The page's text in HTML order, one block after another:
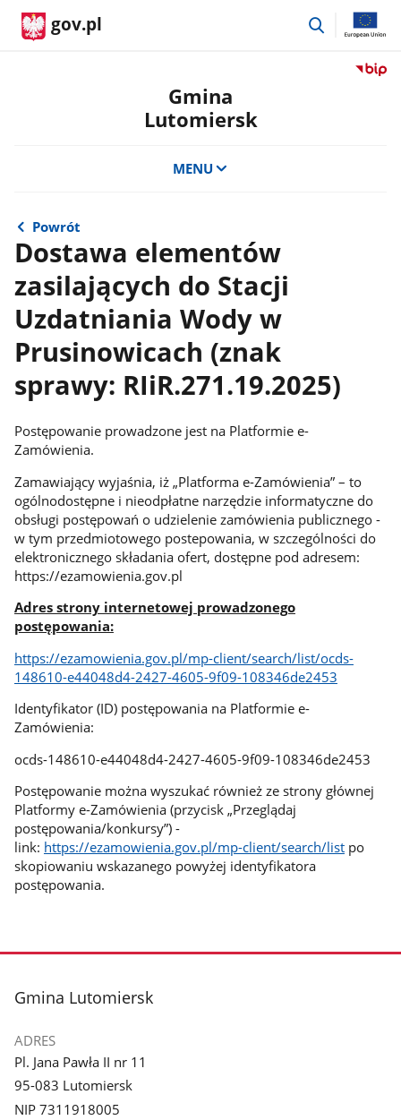
gov.pl
przejdź
Przejdź
Gmina
Lutomiersk
MENU
Powrót
Dostawa elementów
zasilających do Stacji
Uzdatniania Wody w
Prusinowicach (znak
sprawy: RIiR.271.19.2025)
Postępowanie prowadzone jest na Platformie e-
Zamówienia.
Zamawiający wyjaśnia, iż „Platforma e-Zamówienia” – to
ogólnodostępne i nieodpłatne narzędzie informatyczne do
obsługi postępowań o udzielenie zamówienia publicznego -
w tym przedmiotowego postepowania, w szczególności do
elektronicznego składania ofert, dostępne pod adresem:
https://ezamowienia.gov.pl
Adres strony internetowej prowadzonego
postępowania:
https://ezamowienia.gov.pl/mp-client/search/list/ocds-
148610-e44048d4-2427-4605-9f09-108346de2453
Identyfikator (ID) postępowania na Platformie e-
Zamówienia:
ocds-148610-e44048d4-2427-4605-9f09-108346de2453
Postępowanie można wyszukać również ze strony głównej
Platformy e-Zamówienia (przycisk „Przeglądaj
postępowania/konkursy”) -
link: https://ezamowienia.gov.pl/mp-client/search/listpo
skopiowaniu wskazanego powyżej identyfikatora
postępowania.
stopka
Gmina Lutomiersk
ADRES
Pl. Jana Pawła II nr 11
95-083 Lutomiersk
NIP 7311918005